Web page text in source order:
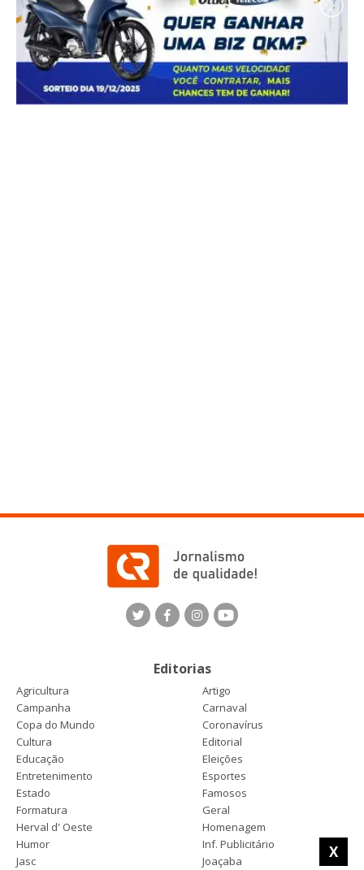
X
Editorias
Agricultura
Artigo
Campanha
Carnaval
Copa do Mundo
Coronavírus
Cultura
Editorial
Educação
Eleições
Entretenimento
Esportes
Estado
Famosos
Formatura
Geral
Herval d' Oeste
Homenagem
Humor
Inf. Publicitário
Jasc
Joaçaba